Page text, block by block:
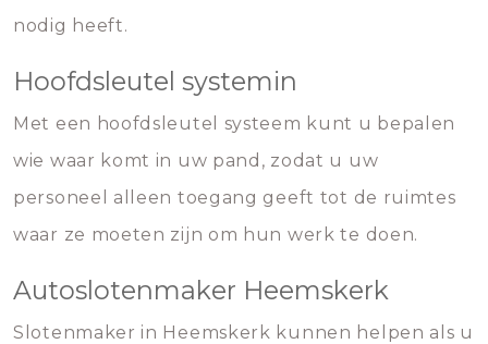
nodig heeft.
Hoofdsleutel systemin
Met een hoofdsleutel systeem kunt u bepalen
wie waar komt in uw pand, zodat u uw
personeel alleen toegang geeft tot de ruimtes
waar ze moeten zijn om hun werk te doen.
Autoslotenmaker Heemskerk
Slotenmaker in Heemskerk kunnen helpen als u